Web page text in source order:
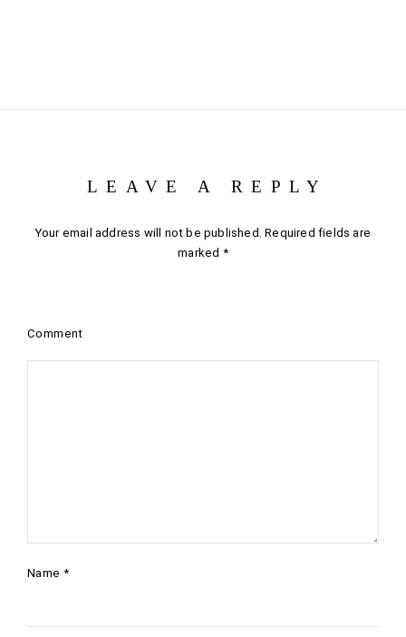
LEAVE A REPLY
Your email address will not be published. Required fields are
marked *
Comment
Name *